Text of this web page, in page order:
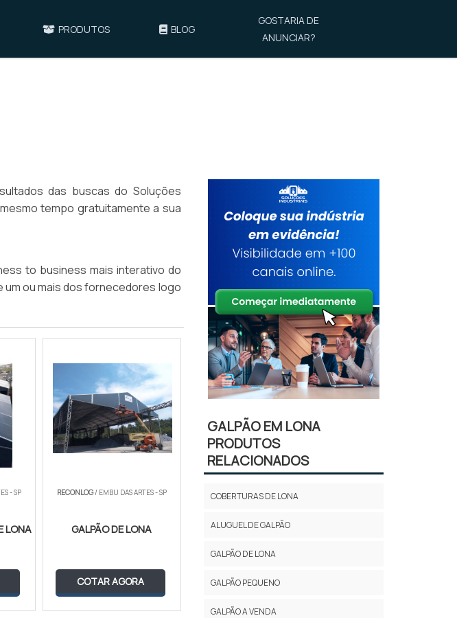
PRODUTOS BLOG
GOSTARIA DE
ANUNCIAR?
das buscas do Soluções
tempo gratuitamente a sua
to business mais interativo do
um ou mais dos fornecedores logo
- SP
LONA
RECONLOG/ EMBU DAS ARTES - SP
GALPÃO DE LONA
COTAR AGORA
GALPÃO EM LONA
PRODUTOS
RELACIONADOS
COBERTURAS DE LONA
ALUGUEL DE GALPÃO
GALPÃO DE LONA
GALPÃO PEQUENO
GALPÃO A VENDA